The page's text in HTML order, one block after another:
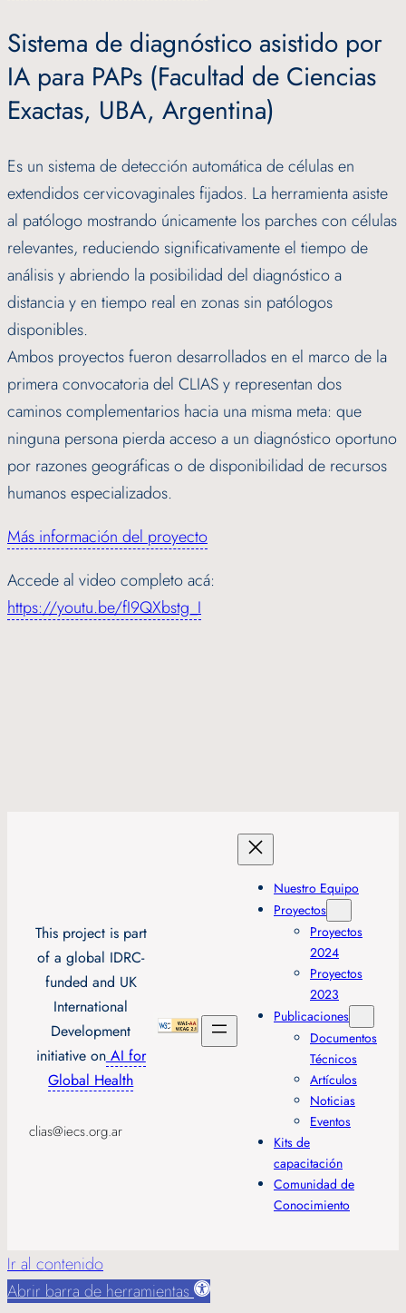
Sistema de diagnóstico asistido por
IA para PAPs (Facultad de Ciencias
Exactas, UBA, Argentina)
Es un sistema de detección automática de células en
extendidos cervicovaginales fijados. La herramienta asiste
al patólogo mostrando únicamente los parches con células
relevantes, reduciendo significativamente el tiempo de
análisis y abriendo la posibilidad del diagnóstico a
distancia y en tiempo real en zonas sin patólogos
disponibles.
Ambos proyectos fueron desarrollados en el marco de la
primera convocatoria del CLIAS y representan dos
caminos complementarios hacia una misma meta: que
ninguna persona pierda acceso a un diagnóstico oportuno
por razones geográficas o de disponibilidad de recursos
humanos especializados.
Más información del proyecto
Accede al video completo acá:
https://youtu.be/fI9QXbstg_I
This project is part
of a global IDRC-
funded and UK
International
Development
initiative onAI for
Global Health
clias@iecs.org.ar
Nuestro Equipo
Proyectos
Proyectos
2024
Proyectos
2023
Publicaciones
Documentos
Técnicos
Artículos
Noticias
Eventos
Kits de
capacitación
Comunidad de
Conocimiento
Ir al contenido
Abrir barra de herramientas